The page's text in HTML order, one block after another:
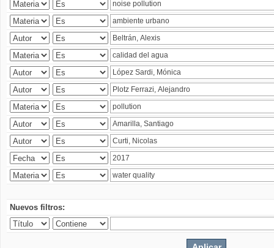
Nuevos filtros: